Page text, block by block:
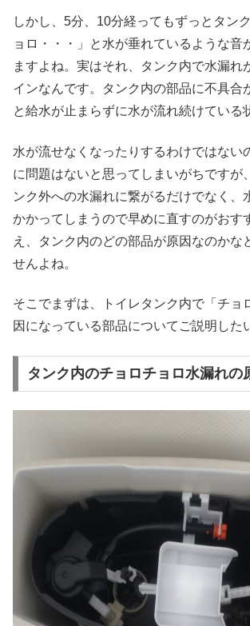
しかし、5分、10分経ってもずっとタン
ョロ・・・」と水が垂れているような音
ますよね。実はそれ、タンク内で水漏れ
インなんです。タンク内の部品に不具合
と給水が止まらずに水が流れ続けている
水が流せなくなったりするわけではない
に問題はないと思ってしまいがちですが
ンク外への水漏れに繋がるだけでなく、
かかってしまうので早めに直すのがおす
え、タンク内のどの部品が原因なのかな
せんよね。
そこでまずは、トイレタンク内で「チョ
因になっている部品についてご説明した
タンク内のチョロチョロ水漏れの